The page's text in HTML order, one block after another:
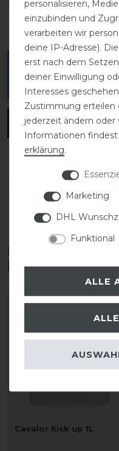
1
Melde dich an, um
verfassen.
ANMELDEN
Diese Produkte
interessieren
Cavalor Kick up 1L
personalisieren,
einzubinden und
verarbeiten wir
deine IP-Adresse).
erst nach dem
deiner Einwilligung
Interesses
Zustimmung erteilen
jederzeit ändern
Informationen
erklärung.
Marketing
DHL
Funktional
ALLE